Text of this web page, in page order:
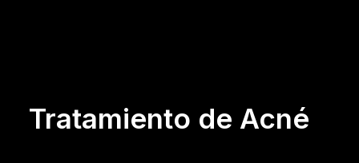
Tratamiento de Acné